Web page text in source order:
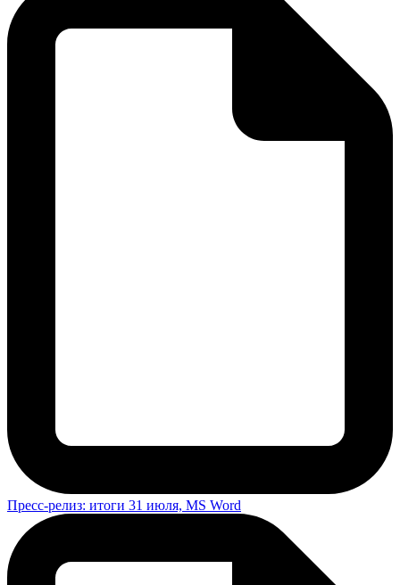
Пресс-релиз: итоги 31 июля, MS Word